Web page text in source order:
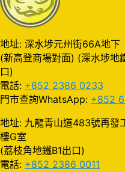
地址: 深水埗元州街66A地下
(新高登商場對面) (深水埗地
口)
電話: +852 2386 0233
門市查詢WhatsApp: +852
地址: 九龍青山道483號再發
樓G室
(荔枝角地鐵B1出口)
電話: +852 2386 0011